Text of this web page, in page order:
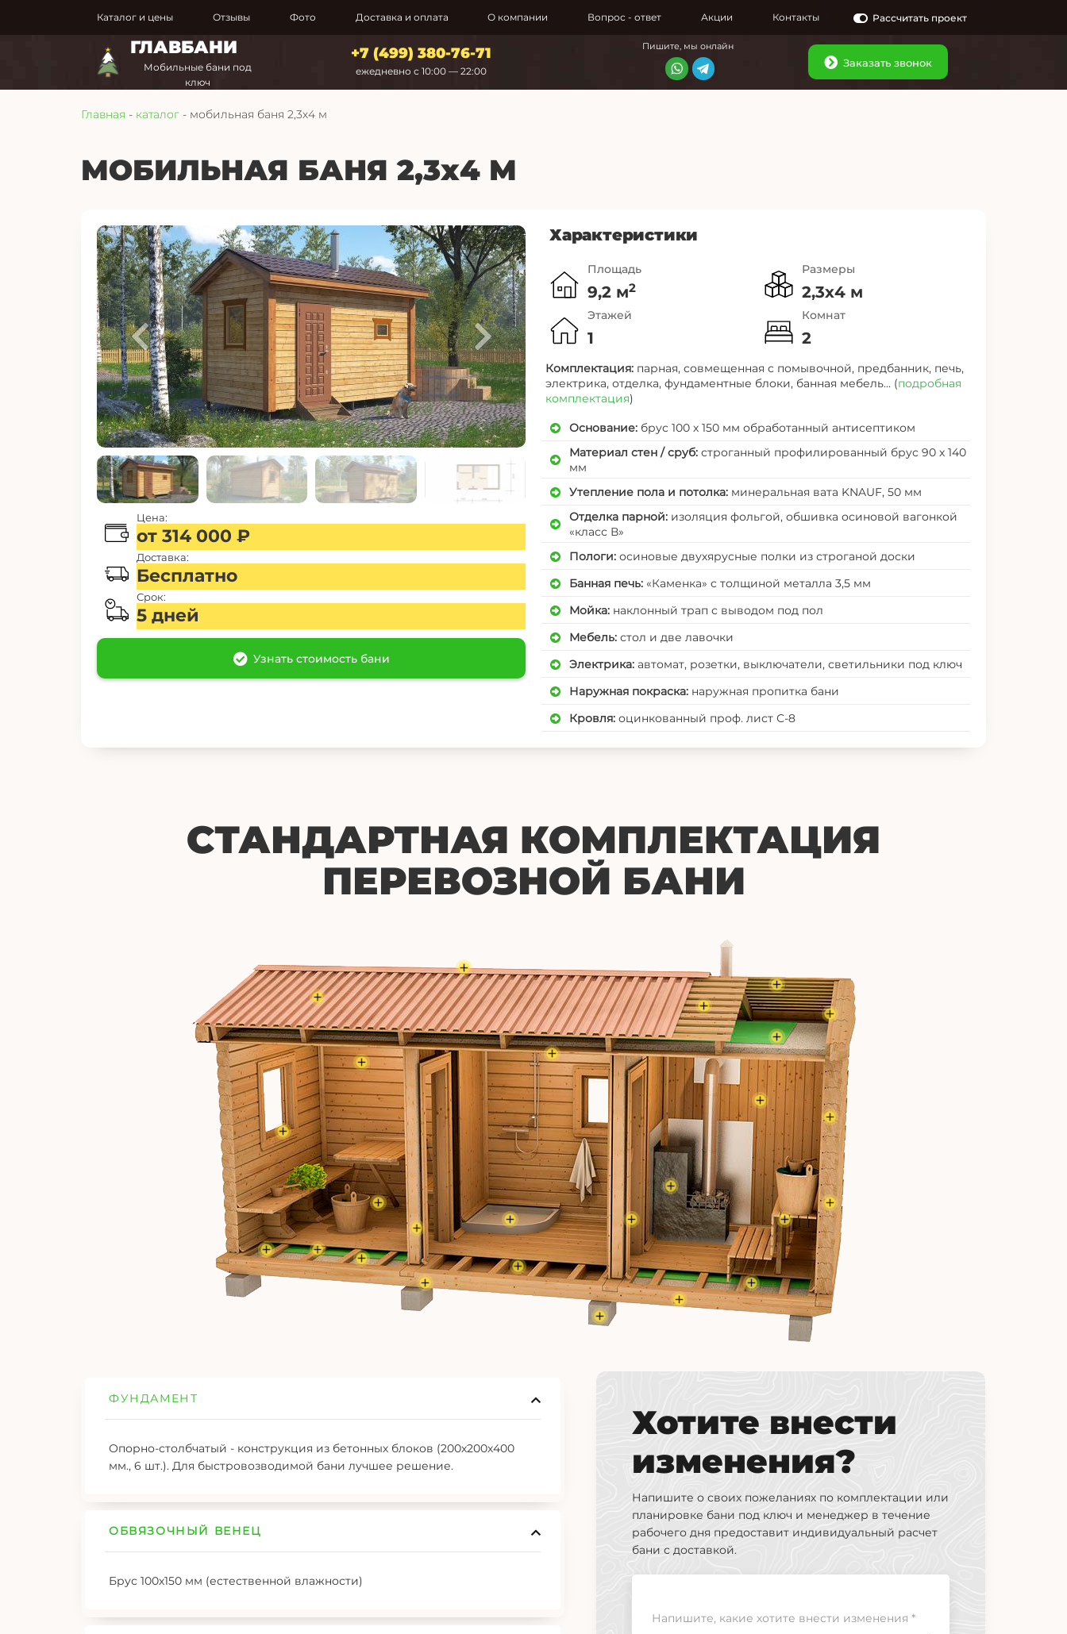
Каталог и цены Отзывы Фото Доставка и оплата О компании Вопрос - ответ Акции Контакты Рассчитать проект
ГЛАВБАНИ
Мобильные бани под
ключ
+7 (499) 380-76-71
ежедневно с 10:00 — 22:00
Пишите, мы онлайн
Заказать звонок
Главная - каталог - мобильная баня 2,3х4 м
МОБИЛЬНАЯ БАНЯ 2,3х4 М
Цена:
от 314 000 ₽
Доставка:
Бесплатно
Срок:
5 дней
Узнать стоимость бани
Характеристики
Площадь
9,2 м2
Размеры
2,3х4 м
Этажей
1
Комнат
2
Комплектация: парная, совмещенная с помывочной, предбанник, печь,
электрика, отделка, фундаментные блоки, банная мебель... (подробная
комплектация)
Основание: брус 100 х 150 мм обработанный антисептиком
Материал стен / сруб: строганный профилированный брус 90 х 140
мм
Утепление пола и потолка: минеральная вата KNAUF, 50 мм
Отделка парной: изоляция фольгой, обшивка осиновой вагонкой
«класс В»
Пологи: осиновые двухярусные полки из строганой доски
Банная печь: «Каменка» с толщиной металла 3,5 мм
Мойка: наклонный трап с выводом под пол
Мебель: стол и две лавочки
Электрика: автомат, розетки, выключатели, светильники под ключ
Наружная покраска: наружная пропитка бани
Кровля: оцинкованный проф. лист С-8
СТАНДАРТНАЯ КОМПЛЕКТАЦИЯ
ПЕРЕВОЗНОЙ БАНИ
ФУНДАМЕНТ
Опорно-столбчатый - конструкция из бетонных блоков (200х200х400
мм., 6 шт.). Для быстровозводимой бани лучшее решение.
ОБВЯЗОЧНЫЙ ВЕНЕЦ
Брус 100х150 мм (естественной влажности)
Хотите внести
изменения?
Напишите о своих пожеланиях по комплектации или
планировке бани под ключ и менеджер в течение
рабочего дня предоставит индивидуальный расчет
бани с доставкой.
Напишите, какие хотите внести изменения *